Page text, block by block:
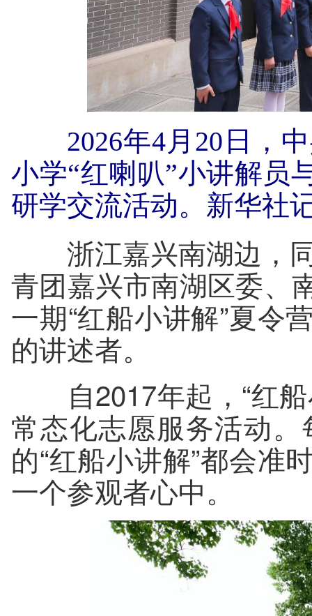
2026年4月20日，
小学“红喇叭”小讲解员
研学交流活动。新华社
浙江嘉兴南湖边，同
青团嘉兴市南湖区委、
一期“红船小讲解”夏令
的讲述者。
自2017年起，“红船
常态化志愿服务活动
的“红船小讲解”都会准
一个参观者心中。